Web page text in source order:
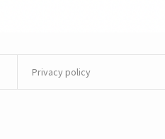
Privacy policy